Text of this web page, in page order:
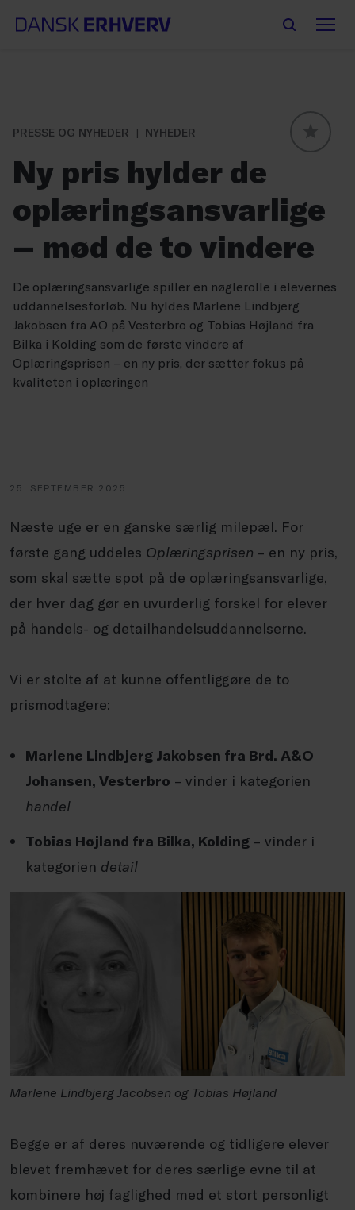
PRESSE OG NYHEDER
NYHEDER
Ny pris hylder de
oplæringsansvarlige
– mød de to vindere
De oplæringsansvarlige spiller en nøglerolle i elevernes
uddannelsesforløb. Nu hyldes Marlene Lindbjerg
Jakobsen fra AO på Vesterbro og Tobias Højland fra
Bilka i Kolding som de første vindere af
Oplæringsprisen – en ny pris, der sætter fokus på
kvaliteten i oplæringen
25. SEPTEMBER 2025
Næste uge er en ganske særlig milepæl. For
første gang uddeles Oplæringsprisen – en ny pris,
som skal sætte spot på de oplæringsansvarlige,
der hver dag gør en uvurderlig forskel for elever
på handels- og detailhandelsuddannelserne.
Vi er stolte af at kunne offentliggøre de to
prismodtagere:
Marlene Lindbjerg Jakobsen fra Brd. A&O
Johansen, Vesterbro – vinder i kategorien
handel
Tobias Højland fra Bilka, Kolding – vinder i
kategorien detail
Marlene Lindbjerg Jacobsen og Tobias Højland
Begge er af deres nuværende og tidligere elever
blevet fremhævet for deres særlige evne til at
kombinere høj faglighed med et stort personligt